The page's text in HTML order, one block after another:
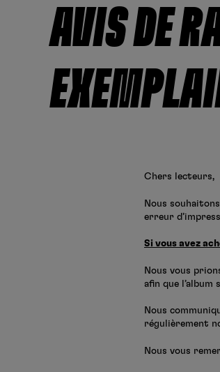
AVIS DE
Chers lecteurs,
Nous
erreur
Si vous avez
Nous vous
afin que
Nous
régulièrement
Nous vous